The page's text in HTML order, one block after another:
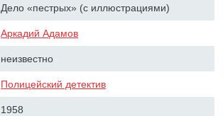
Дело «пестрых» (с иллюстрациями)
Аркадий Адамов
неизвестно
Полицейский детектив
1958